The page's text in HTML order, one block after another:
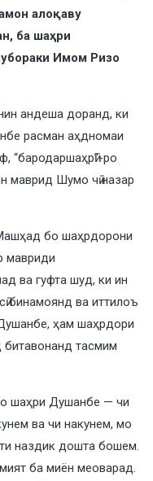
алоқаву
ба шаҳри
Имом Ризо
андеша доранд, ки
расман аҳдномаи
“бародаршаҳрӣ”-ро
маврид Шумо чӣ назар
бо шаҳрдорони
мавриди
ва гуфта шуд, ки ин
бинамоянд ва иттилоъ
ҳам шаҳрдори
тасмим
шаҳри Душанбе — чи
ва чи накунем, мо
наздик дошта бошем.
ба миён меоварад.